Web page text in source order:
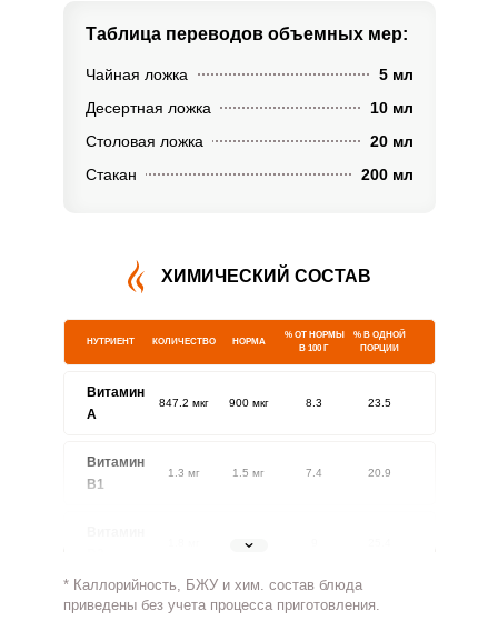
Таблица переводов объемных мер:
Чайная ложка
5 мл
Десертная ложка
10 мл
Столовая ложка
20 мл
Стакан
200 мл
ХИМИЧЕСКИЙ СОСТАВ
НУТРИЕНТ КОЛИЧЕСТВО НОРМА
% ОТ НОРМЫ
В 100 Г
% В ОДНОЙ
ПОРЦИИ
Витамин
A
847.2 мкг 900 мкг 8.3 23.5
Витамин
В1
1.3 мг 1.5 мг 7.4 20.9
1.8 мг
Витамин
829 мг 500 мг 14.6 41.5
* Каллорийность, БЖУ и хим. состав блюда
приведены без учета процесса приготовления.